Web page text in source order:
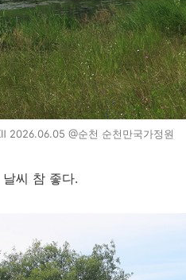
2026.06.05 @순천 순천만국가정원
날씨 참 좋다.